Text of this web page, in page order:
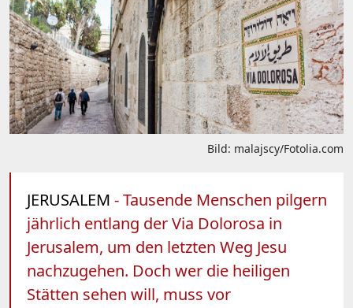
Bild: malajscy/Fotolia.com
JERUSALEM - Tausende Menschen pilgern
jährlich entlang der Via Dolorosa in
Jerusalem, um den letzten Weg Jesu
nachzugehen. Doch wer die heiligen
Stätten sehen will, muss vor